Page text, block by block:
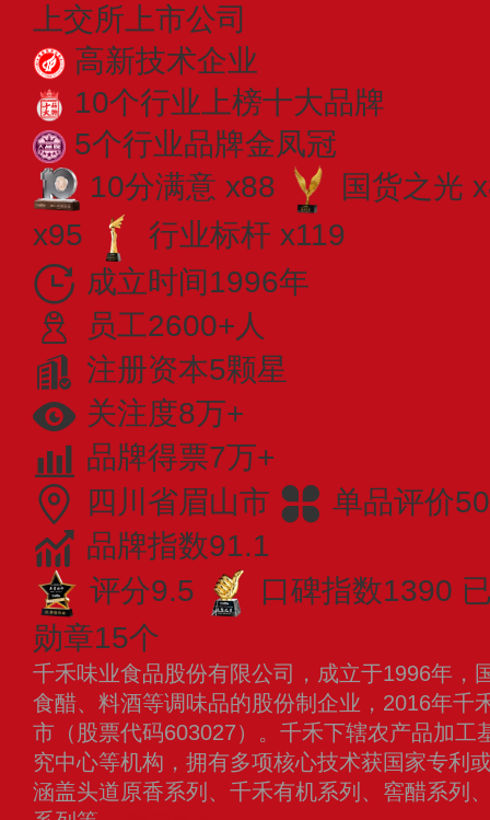
上交所上市公司
高新技术企业
10个行业上榜十大品牌
5个行业品牌金凤冠
10分满意 x88
国货之光
x95
行业标杆 x119
成立时间1996年
员工2600+人
注册资本5颗星
关注度8万+
品牌得票7万+
四川省眉山市
单品评价
品牌指数91.1
评分9.5
口碑指数1390
勋章15个
千禾味业食品股份有限公司，成立于1996年，
食醋、料酒等调味品的股份制企业，2016年千
市（股票代码603027）。千禾下辖农产品加工
究中心等机构，拥有多项核心技术获国家专利
涵盖头道原香系列、千禾有机系列、窖醋系列